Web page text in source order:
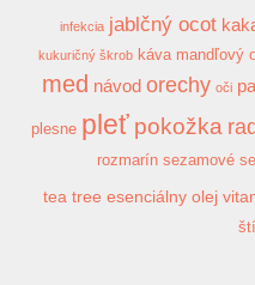
infekcia jablčný ocot
kukuričný škrob káva mandľový
med návod orechy oči
plesne pleť pokožka
rozmarín sezamové
tea tree esenciálny olej